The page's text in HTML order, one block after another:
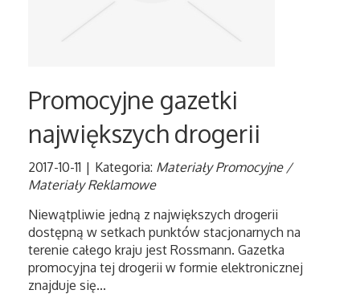
Hotele i Noclegi
Wypoczynek
Uroda
Dietetyka, Odchudzanie
Kosmetyki
Leczenie
Promocyjne gazetki
największych drogerii
2017-10-11 | Kategoria: Materiały Promocyjne /
Materiały Reklamowe
Niewątpliwie jedną z największych drogerii
dostępną w setkach punktów stacjonarnych na
terenie całego kraju jest Rossmann. Gazetka
promocyjna tej drogerii w formie elektronicznej
znajduje się...